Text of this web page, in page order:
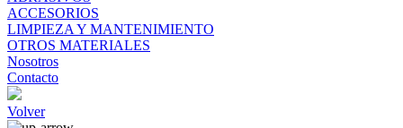
ACCESORIOS
LIMPIEZA Y MANTENIMIENTO
OTROS MATERIALES
Nosotros
Contacto
Volver